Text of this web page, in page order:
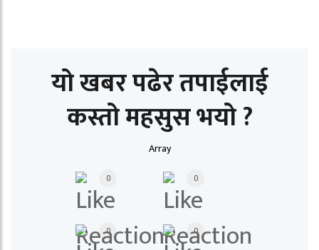
यो खबर पढेर तपाईलाई
कस्तो महसुस भयो ?
Array
0 0
0 0